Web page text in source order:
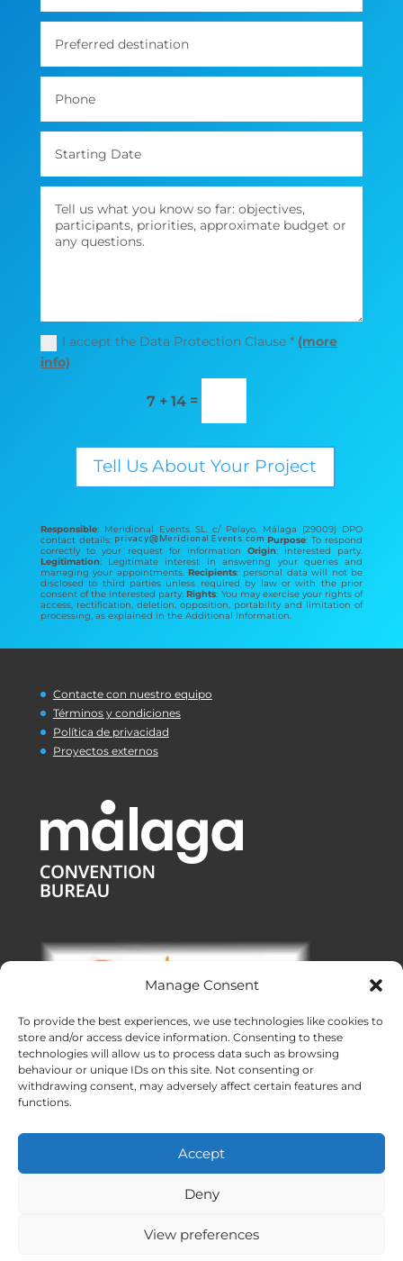
Manage Consent
To provide the best experiences, we use technologies like cookies to
store and/or access device information. Consenting to these
technologies will allow us to process data such as browsing
behaviour or unique IDs on this site. Not consenting or
withdrawing consent, may adversely affect certain features and
functions.
Accept
Deny
View preferences
I accept the Data Protection Clause * (more
info)
7 + 14 =
Tell Us About Your Project
Responsible: Meridional Events SL. c/ Pelayo, Málaga (29009) DPO
contact details:
Purpose: To respond
correctly to your request for informationOrigin: interested party.
Legitimation: Legitimate interest in answering your queries and
managing your appointments.Recipients: personal data will not be
disclosed to third parties unless required by law or with the prior
consent of the interested party.Rights: You may exercise your rights of
access, rectification, deletion, opposition, portability and limitation of
processing, as explained in the Additional Information.
Contacte con nuestro equipo
Términos y condiciones
Política de privacidad
Proyectos externos
Hecho con ❤ en Andalucía